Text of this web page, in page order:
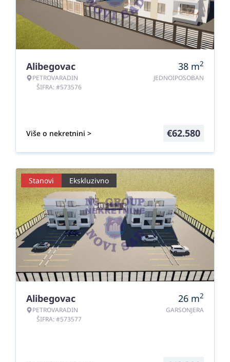
Alibegovac
PETROVARADIN
ŠIFRA: #573576
38 m2
JEDNOIPOSOBAN
Više o nekretnini > €62.580
Stanovi Ekskluzivno
Alibegovac
PETROVARADIN
ŠIFRA: #573577
26 m2
GARSONJERA